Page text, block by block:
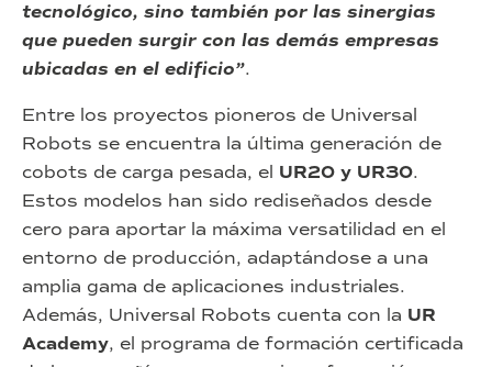
tecnológico, sino también por las sinergias
que pueden surgir con las demás empresas
ubicadas en el edificio”.
Entre los proyectos pioneros de Universal
Robots se encuentra la última generación de
cobots de carga pesada, el UR20 y UR30.
Estos modelos han sido rediseñados desde
cero para aportar la máxima versatilidad en el
entorno de producción, adaptándose a una
amplia gama de aplicaciones industriales.
Además, Universal Robots cuenta con la UR
Academy, el programa de formación certificada